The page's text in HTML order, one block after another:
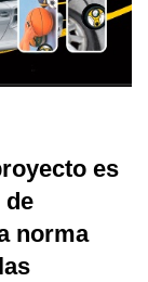
es
de
norma